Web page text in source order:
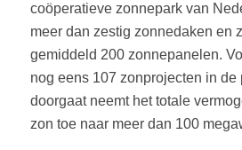
coöperatieve zonnepark van
meer dan zestig zonnedaken en
gemiddeld 200 zonnepanelen.
nog eens 107 zonprojecten in
doorgaat neemt het totale
zon toe naar meer dan 100